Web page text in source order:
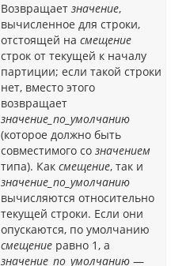
Возвращает значение,
вычисленное для строки,
отстоящей на смещение
строк от текущей к началу
партиции; если такой строки
нет, вместо этого
возвращает
значение_по_умолчанию
(которое должно быть
совместимого со значением
типа). Как смещение, так и
значение_по_умолчанию
вычисляются относительно
текущей строки. Если они
опускаются, по умолчанию
смещение равно 1, а
значение_по_умолчанию —